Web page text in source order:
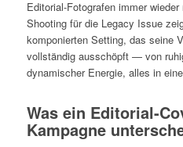
Editorial-Fotografen immer
Shooting für die Legacy Issue
komponierten Setting, das seine
vollständig ausschöpft — von
dynamischer Energie, alles in
Was ein Editorial-
Kampagne